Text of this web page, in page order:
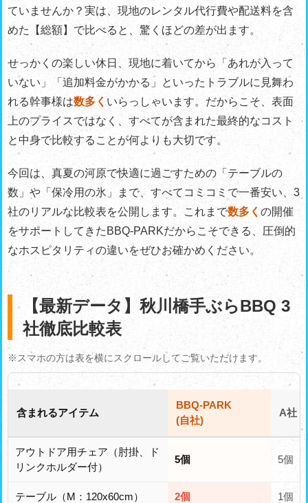
ていませんか？実は、現地のレンタル代行費や配送料を含
めた【総額】で比べると、驚くほどの差が出ます。
せっかくの楽しい休日、現地に着いてから「あれが入って
いない」「追加料金がかかる」といったトラブルに見舞わ
れる幹事様は数多く いらっしゃいます。だからこそ、表面
上のプライスではなく、すべてが含まれた最終的なコスト
と中身で比較することが何よりも大切です。
今回は、真夏の河原で快適に過ごすための「テーブルの
数」や「保冷用の氷」まで、すべてコミコミで一番安い、3
社のリアルな比較表を公開します。これまで数多く の開催
をサポートしてきたBBQ-PARKだからこそできる、圧倒的
なホスピタリティの違いをぜひお確かめください。
【最新データ】秋川橋手ぶらBBQ 3
社徹底比較表
※スマホの方は表を横にスクロールしてご覧いただけます。
含まれるアイテム
BBQ-PARK
(自社)
A社
アウトドア用チェア（肘掛、ド
リンクホルダー付）
5個 5個
テーブル（M：120x60cm） 2個 1個